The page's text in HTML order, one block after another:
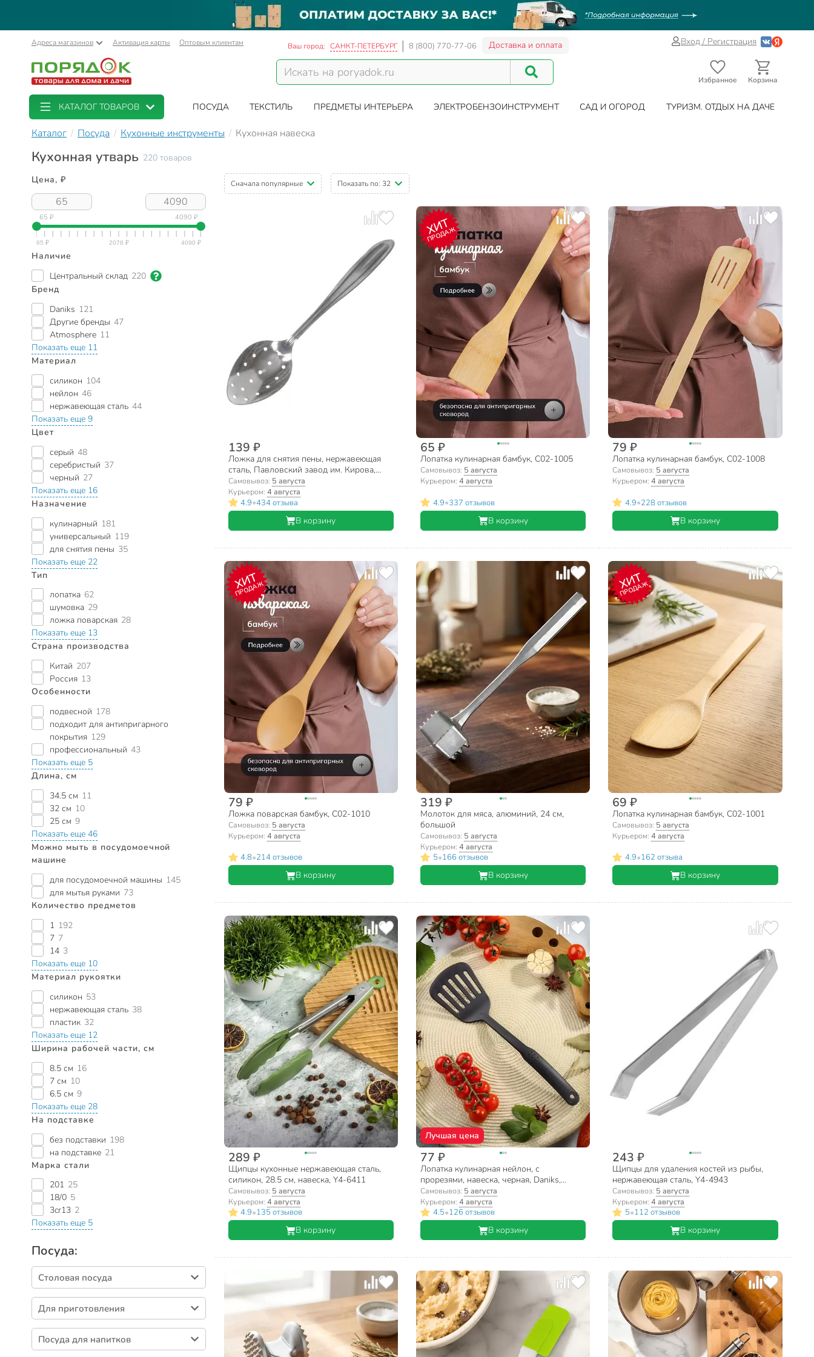
Адреса магазинов Активация карты Оптовым клиентам Ваш город: САНКТ-ПЕТЕРБУРГ 8 (800) 770-77-06 Доставка и оплата Вход / Регистрация
Избранное Корзина
КАТАЛОГ ТОВАРОВ ПОСУДА ТЕКСТИЛЬ ПРЕДМЕТЫ ИНТЕРЬЕРА ЭЛЕКТРОБЕНЗОИНСТРУМЕНТ САД И ОГОРОД ТУРИЗМ. ОТДЫХ НА ДАЧЕ
Каталог Посуда Кухонные инструменты Кухонная навеска
Кухонная утварь 220 товаров
Цена, ₽
65 ₽ 4090 ₽
Наличие
Центральный склад 220
Бренд
Daniks 121
Другие бренды 47
Atmosphere 11
Показать еще 11
Материал
силикон 104
нейлон 46
нержавеющая сталь 44
Показать еще 9
Цвет
серый 48
серебристый 37
черный 27
Показать еще 16
Назначение
кулинарный 181
универсальный 119
для снятия пены 35
Показать еще 22
Тип
лопатка 62
шумовка 29
ложка поварская 28
Показать еще 13
Страна производства
Китай 207
Россия 13
Особенности
подвесной 178
подходит для антипригарного
покрытия 129
профессиональный 43
Показать еще 5
Длина, см
34.5 см 11
32 см 10
25 см 9
Показать еще 46
Можно мыть в посудомоечной
машине
для посудомоечной машины 145
для мытья руками 73
Количество предметов
1 192
7 7
14 3
Показать еще 10
Материал рукоятки
силикон 53
нержавеющая сталь 38
пластик 32
Показать еще 12
Ширина рабочей части, см
8.5 см 16
7 см 10
6.5 см 9
Показать еще 28
На подставке
без подставки 198
на подставке 21
Марка стали
201 25
18/0 5
3cr13 2
Показать еще 5
Посуда:
Столовая посуда
Тарелки (410)
Салатники (327)
Столовые приборы (275)
Блюда (91)
Для приготовления
Кастрюли (436)
Сковороды (317)
Посуда для напитков
Сначала популярные Показать по: 32
139 ₽
Ложка для снятия пены, нержавеющая
сталь, Павловский завод им. Кирова,
Вираж М-14, С-158/1,2
Самовывоз: 5 августа
Курьером: 4 августа
4.9•434 отзыва
В корзину
ХИТ
ПРОДАЖ
65 ₽
Лопатка кулинарная бамбук, C02-1005
Самовывоз: 5 августа
Курьером: 4 августа
4.9•337 отзывов
В корзину
79 ₽
Лопатка кулинарная бамбук, C02-1008
Самовывоз: 5 августа
Курьером:4 августа
4.9•228 отзывов
В корзину
ХИТ
ПРОДАЖ
79 ₽
Ложка поварская бамбук, C02-1010
Самовывоз: 5 августа
Курьером: 4 августа
4.8•214 отзывов
В корзину
319 ₽
Молоток для мяса, алюминий, 24 см,
большой
Самовывоз: 5 августа
Курьером: 4 августа
5•166 отзывов
В корзину
ХИТ
ПРОДАЖ
69 ₽
Лопатка кулинарная бамбук, C02-1001
Самовывоз: 5 августа
Курьером:4 августа
4.9•162 отзыва
В корзину
289 ₽
Щипцы кухонные нержавеющая сталь,
силикон, 28.5 см, навеска, Y4-6411
Самовывоз: 5 августа
Курьером: 4 августа
4.9•135 отзывов
В корзину
Лучшая цена
77 ₽
Лопатка кулинарная нейлон, с
прорезями, навеска, черная, Daniks,
Эконом, YW-KT017-1/H1010-01
Самовывоз: 5 августа
Курьером: 4 августа
4.5•126 отзывов
В корзину
243 ₽
Щипцы для удаления костей из рыбы,
нержавеющая сталь, Y4-4943
Самовывоз: 5 августа
Курьером:4 августа
5•112 отзывов
В корзину